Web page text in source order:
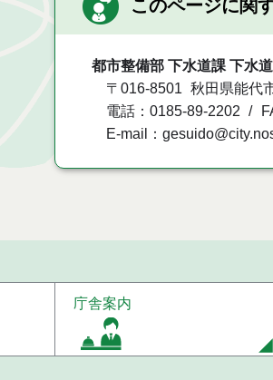
このページに関
都市整備部 下水道課 下水
〒016-8501
秋田県能代
電話：0185-89-2202
E-mail：
庁舎案内